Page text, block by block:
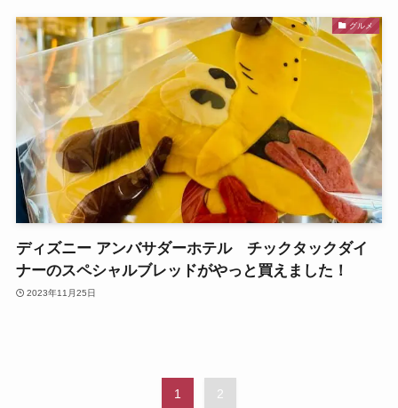
グルメ
ディズニー アンバサダーホテル チックタックダイ
ナーのスペシャルブレッドがやっと買えました！
2023年11月25日
1 2